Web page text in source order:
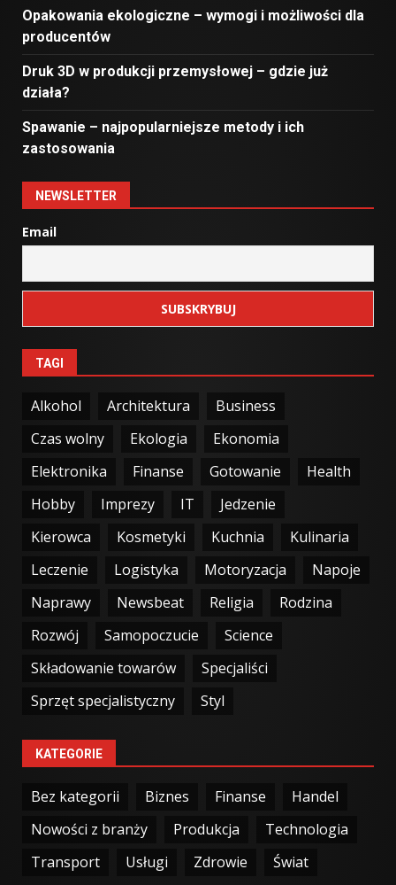
Opakowania ekologiczne – wymogi i możliwości dla
producentów
Druk 3D w produkcji przemysłowej – gdzie już
działa?
Spawanie – najpopularniejsze metody i ich
zastosowania
NEWSLETTER
Email
TAGI
Alkohol Architektura
Business
Czas wolny
Ekologia
Ekonomia
Elektronika
Finanse Gotowanie
Health
Hobby
Imprezy IT
Jedzenie
Kierowca
Kosmetyki Kuchnia
Kulinaria
Leczenie
Logistyka Motoryzacja
Napoje
Naprawy
Newsbeat Religia
Rodzina
Rozwój
Samopoczucie
Science
Składowanie towarów
Specjaliści
Sprzęt specjalistyczny
Styl
KATEGORIE
Bez kategorii Biznes Finanse
Handel
Nowości z branży
Produkcja
Technologia
Transport
Usługi Zdrowie Świat